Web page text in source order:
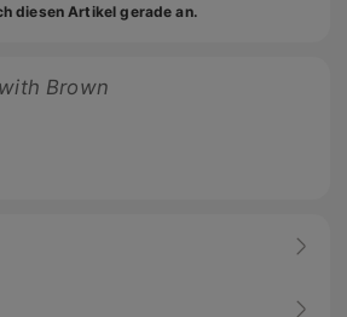
diesen Artikel gerade an.
Brown